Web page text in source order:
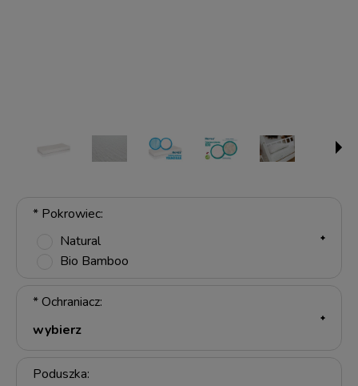
* Pokrowiec:
Natural
Bio Bamboo
*Ochraniacz:
Poduszka: